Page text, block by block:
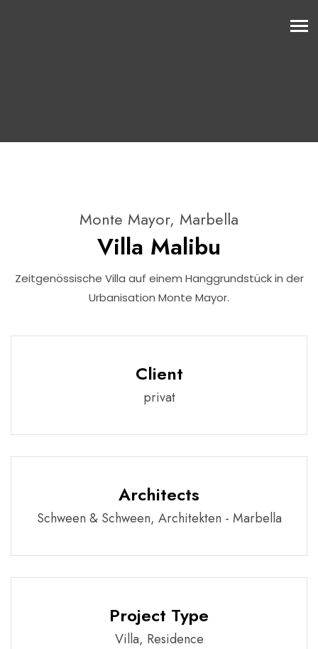
Monte Mayor, Marbella
Villa Malibu
Zeitgenössische Villa auf einem Hanggrundstück in der
Urbanisation Monte Mayor.
Client
privat
Architects
Schween & Schween, Architekten - Marbella
Project Type
Villa, Residence